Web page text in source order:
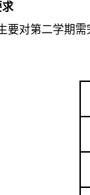
求
要对第二学期